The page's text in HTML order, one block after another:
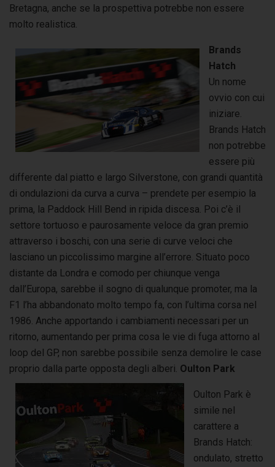
Bretagna, anche se la prospettiva potrebbe non essere
molto realistica.
Brands
Hatch
Un nome
ovvio con cui
iniziare.
Brands Hatch
non potrebbe
essere più
differente dal piatto e largo Silverstone, con grandi quantità
di ondulazioni da curva a curva – prendete per esempio la
prima, la Paddock Hill Bend in ripida discesa. Poi c’è il
settore tortuoso e paurosamente veloce da gran premio
attraverso i boschi, con una serie di curve veloci che
lasciano un piccolissimo margine all’errore. Situato poco
distante da Londra e comodo per chiunque venga
dall’Europa, sarebbe il sogno di qualunque promoter, ma la
F1 l’ha abbandonato molto tempo fa, con l’ultima corsa nel
1986. Anche apportando i cambiamenti necessari per un
ritorno, aumentando per prima cosa le vie di fuga attorno al
loop del GP, non sarebbe possibile senza demolire le case
proprio dalla parte opposta degli alberi. Oulton Park
Oulton Park è
simile nel
carattere a
Brands Hatch:
ondulato, stretto